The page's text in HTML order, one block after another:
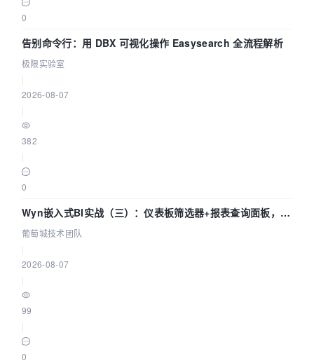
0
告别命令行：用 DBX 可视化操作 Easysearch 全流程解析
极限实验室
2026-08-07
382
0
Wyn嵌入式BI实战（三）：仪表板筛选器+报表查询面板，参
数联动全闭环
葡萄城技术团队
2026-08-07
99
0